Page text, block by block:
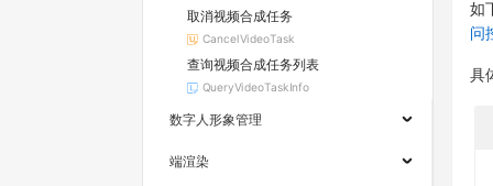
取消视频合成任务
CancelVideoTask
查询视频合成任务列表
QueryVideoTaskInfo
数字人形象管理
端渲染
如
问
具